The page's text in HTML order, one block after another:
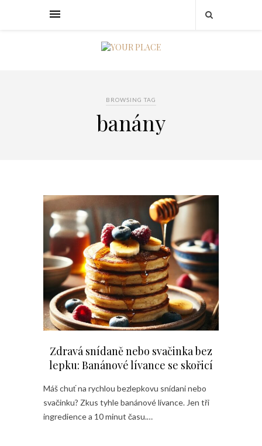
BROWSING TAG
banány
Zdravá snídaně nebo svačinka bez
lepku: Banánové lívance se skořicí
Máš chuť na rychlou bezlepkovu snídani nebo
svačinku? Zkus tyhle banánové lívance. Jen tři
ingredience a 10 minut času.…